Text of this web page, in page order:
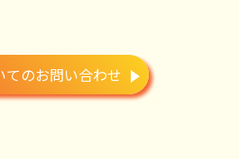
てのお問い合わせ